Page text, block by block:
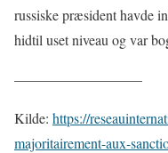
russiske præsident havde
hidtil uset niveau og var
—————————
Kilde: https://
majoritairement-aux-